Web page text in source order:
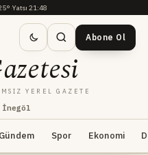
·Yatsı 21:48
YEREL GAZETE
Abone Ol
Gündem Spor Ekonomi